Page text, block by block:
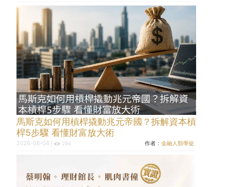
馬斯克如何用槓桿撬動兆元帝國？拆解資本槓
桿5步驟 看懂財富放大術
2026-08-04 | 294 作者：金融人類學徒